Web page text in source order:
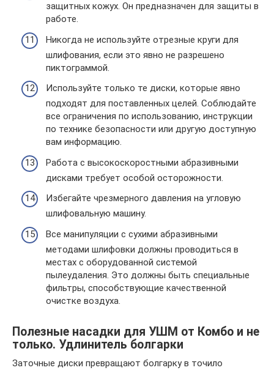
защитных кожух. Он предназначен для защиты в
работе.
Никогда не используйте отрезные круги для
шлифования, если это явно не разрешено
пиктограммой.
Используйте только те диски, которые явно
подходят для поставленных целей. Соблюдайте
все ограничения по использованию, инструкции
по технике безопасности или другую доступную
вам информацию.
Работа с высокоскоростными абразивными
дисками требует особой осторожности.
Избегайте чрезмерного давления на угловую
шлифовальную машину.
Все манипуляции с сухими абразивными
методами шлифовки должны проводиться в
местах с оборудованной системой
пылеудаления. Это должны быть специальные
фильтры, способствующие качественной
очистке воздуха.
Полезные насадки для УШМ от Комбо и не
только. Удлинитель болгарки
Заточные диски превращают болгарку в точило